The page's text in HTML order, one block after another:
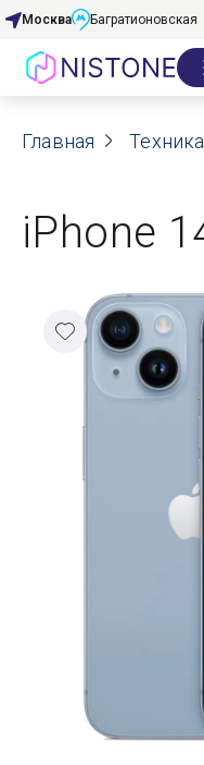
Акции
О нас
Реквизиты
Контакты
Москва Багратионовская
Главная
iPhone